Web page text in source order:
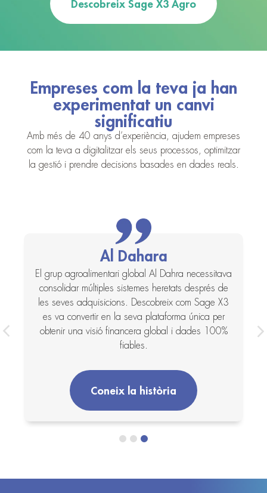
Descobreix Sage X3 Agro
Empreses com la teva ja han
experimentat un canvi
significatiu
Amb més de 40 anys d’experiència, ajudem empreses
com la teva a digitalitzar els seus processos, optimitzar
la gestió i prendre decisions basades en dades reals.
Al Dahara
El grup agroalimentari global Al Dahra necessitava
consolidar múltiples sistemes heretats després de
les seves adquisicions. Descobreix com Sage X3
es va convertir en la seva plataforma única per
obtenir una visió financera global i dades 100%
fiables.
Coneix la història